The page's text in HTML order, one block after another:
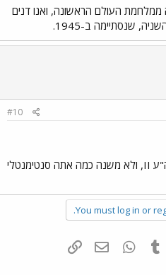
ממלחמת העולם הראשונה, ואנו דנים
שנסתיימה ב-1945.
#10
הסובייטים היו סוסים במלחה"ע II, ולא משנה כמה אתה סנטימנטלי
You must log in or
Tumblr
WhatsAppדואר אלקטרוני